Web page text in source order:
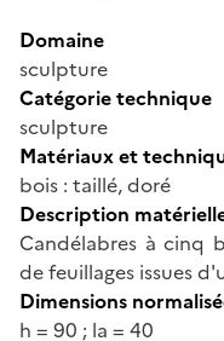
Domaine
sculpture
Catégorie technique
sculpture
Matériaux et
bois : taillé, doré
Description
Candélabres à cinq
de feuillages issues
Dimensions
h = 90 ; la = 40